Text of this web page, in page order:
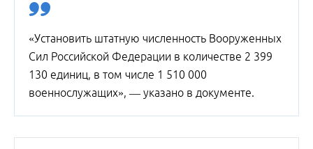
«Установить штатную численность Вооруженных
Сил Российской Федерации в количестве 2 399
130 единиц, в том числе 1 510 000
военнослужащих», — указано в документе.